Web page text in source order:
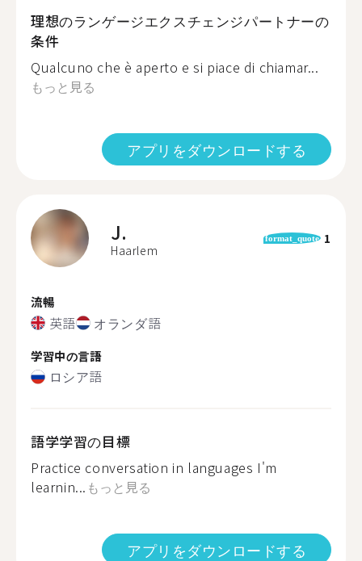
理想のランゲージエクスチェンジパートナーの
条件
Qualcuno che è aperto e si piace di chiamar...
もっと見る
アプリをダウンロードする
J.
Haarlem
format_quote 1
流暢
英語 オランダ語
学習中の言語
ロシア語
語学学習の目標
Practice conversation in languages I'm
learnin... もっと見る
アプリをダウンロードする